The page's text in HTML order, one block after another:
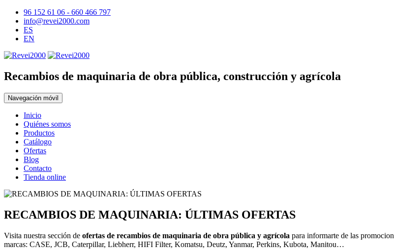
96 152 61 06 - 660 466 797
info@revei2000.com
ES
EN
Recambios de maquinaria de obra pública, construcción y agrícola
Navegación móvil
Inicio
Quiénes somos
Productos
Catálogo
Ofertas
Blog
Contacto
Tienda online
RECAMBIOS DE MAQUINARIA: ÚLTIMAS OFERTAS
Visita nuestra sección de ofertas de recambios de maquinaria de obra pública y agrícola para informarte de las
marcas: CASE, JCB, Caterpillar, Liebherr, HIFI Filter, Komatsu, Deutz, Yanmar, Perkins, Kubota, Manitou…